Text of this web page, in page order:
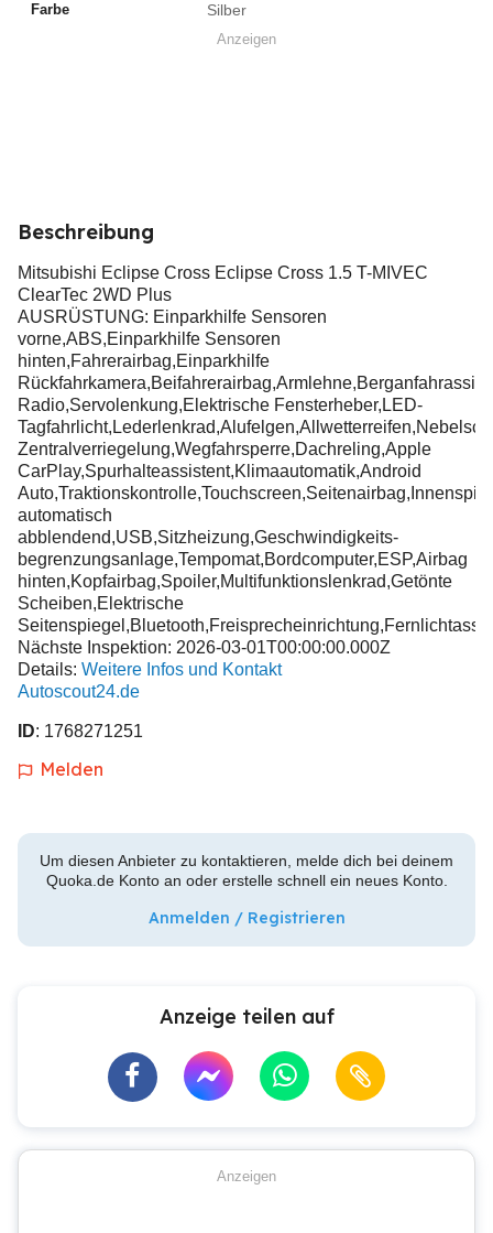
Farbe Silber
Anzeigen
Beschreibung
Mitsubishi Eclipse Cross Eclipse Cross 1.5 T-MIVEC
ClearTec 2WD Plus
AUSRÜSTUNG: Einparkhilfe Sensoren
vorne,ABS,Einparkhilfe Sensoren
hinten,Fahrerairbag,Einparkhilfe
Radio,Servolenkung,Elektrische Fensterheber,LED-
Zentralverriegelung,Wegfahrsperre,Dachreling,Apple
CarPlay,Spurhalteassistent,Klimaautomatik,Android
automatisch
abblendend,USB,Sitzheizung,Geschwindigkeits-
begrenzungsanlage,Tempomat,Bordcomputer,ESP,Airbag
hinten,Kopfairbag,Spoiler,Multifunktionslenkrad,Getönte
Scheiben,Elektrische
Nächste Inspektion: 2026-03-01T00:00:00.000Z
Details: Weitere Infos und Kontakt
Autoscout24.de
ID: 1768271251
Melden
Um diesen Anbieter zu kontaktieren, melde dich bei deinem
Quoka.de Konto an oder erstelle schnell ein neues Konto.
Anmelden / Registrieren
Anzeige teilen auf
Anzeigen